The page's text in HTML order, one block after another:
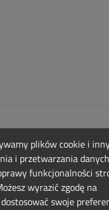
[,]❄️♨️❄️
plików cookie i
i przetwarzania danych
funkcjonalności
wyrazić zgodę na
swoje